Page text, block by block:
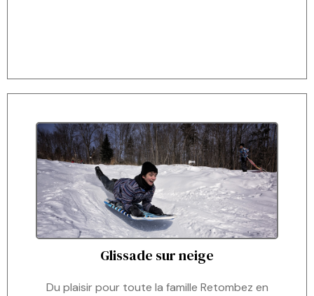
Glissade sur neige
Du plaisir pour toute la famille Retombez en